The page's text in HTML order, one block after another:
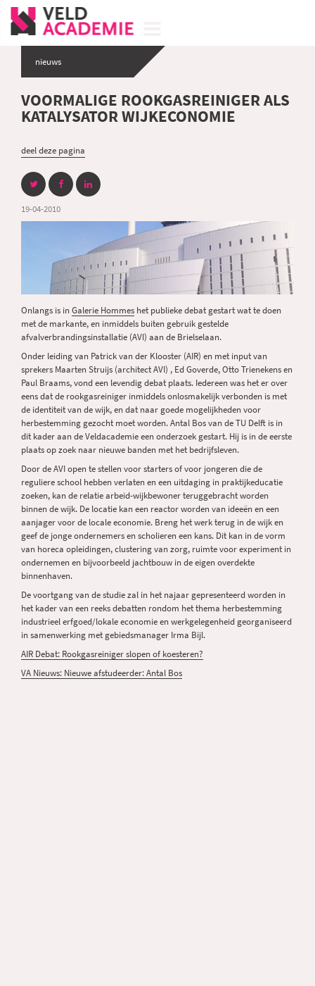
nieuws
VOORMALIGE ROOKGASREINIGER ALS
KATALYSATOR WIJKECONOMIE
deel deze pagina
19-04-2010
Onlangs is inGalerie Hommes het publieke debat gestart wat te doen
met de markante, en inmiddels buiten gebruik gestelde
afvalverbrandingsinstallatie (AVI) aan de Brielselaan.
Onder leiding van Patrick van der Klooster (AIR) en met input van
sprekers Maarten Struijs (architect AVI) , Ed Goverde, Otto Trienekens en
Paul Braams, vond een levendig debat plaats. Iedereen was het er over
eens dat de rookgasreiniger inmiddels onlosmakelijk verbonden is met
de identiteit van de wijk, en dat naar goede mogelijkheden voor
herbestemming gezocht moet worden. Antal Bos van de TU Delft is in
dit kader aan de Veldacademie een onderzoek gestart. Hij is in de eerste
plaats op zoek naar nieuwe banden met het bedrijfsleven.
Door de AVI open te stellen voor starters of voor jongeren die de
reguliere school hebben verlaten en een uitdaging in praktijkeducatie
zoeken, kan de relatie arbeid-wijkbewoner teruggebracht worden
binnen de wijk. De locatie kan een reactor worden van ideeën en een
aanjager voor de locale economie. Breng het werk terug in de wijk en
geef de jonge ondernemers en scholieren een kans. Dit kan in de vorm
van horeca opleidingen, clustering van zorg, ruimte voor experiment in
ondernemen en bijvoorbeeld jachtbouw in de eigen overdekte
binnenhaven.
De voortgang van de studie zal in het najaar gepresenteerd worden in
het kader van een reeks debatten rondom het thema herbestemming
industrieel erfgoed/lokale economie en werkgelegenheid georganiseerd
in samenwerking met gebiedsmanager Irma Bijl.
AIR Debat: Rookgasreiniger slopen of koesteren?
VA Nieuws: Nieuwe afstudeerder: Antal Bos